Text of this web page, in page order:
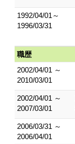
1992/04/01～
1996/03/31
職歴
2002/04/01 ～
2010/03/01
2002/04/01 ～
2007/03/01
2006/03/31 ～
2006/04/01